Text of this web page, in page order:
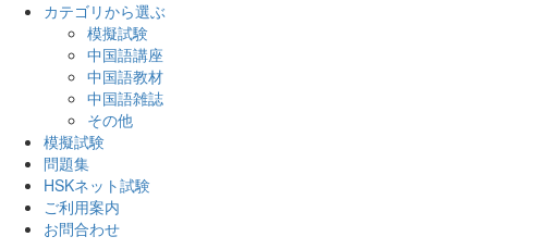
カテゴリから選ぶ
模擬試験
中国語講座
中国語教材
中国語雑誌
その他
模擬試験
問題集
HSKネット試験
ご利用案内
お問合わせ